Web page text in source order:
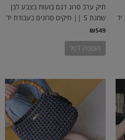
תיק ערב סרוג דגם בועות בצבע לבן
שמנת S || תיקים סרוגים בעבודת יד
₪549
הוספה לסל